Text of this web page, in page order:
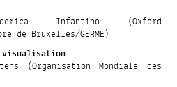
Infantino (Oxford
de Bruxelles/GERME)
visualisation
(Organisation Mondiale des